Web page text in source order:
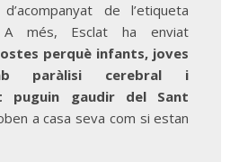
d’acompanyat de l’etiqueta
A més, Esclat ha enviat
perquè infants, joves
paràlisi cerebral i
puguin gaudir del Sant
a casa seva com si estan